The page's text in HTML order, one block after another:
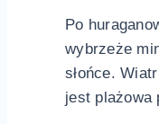
Po
wybrzeże
słońce.
jest plażowa